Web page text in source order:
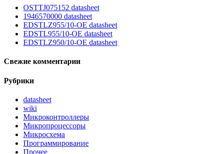
OSTTJ075152 datasheet
1946570000 datasheet
EDSTLZ955/10-OE datasheet
EDSTL955/10-OE datasheet
EDSTLZ950/10-OE datasheet
Свежие комментарии
Рубрики
datasheet
wiki
Микроконтроллеры
Микропроцессоры
Микросхема
Программирование
Прочее